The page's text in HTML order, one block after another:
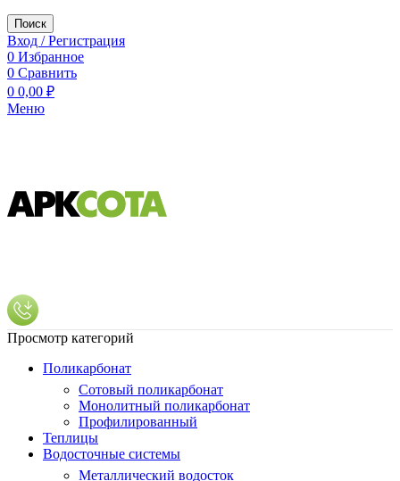
Поиск
Вход / Регистрация
0 Избранное
0 Сравнить
0 0,00 ₽
Меню
Просмотр категорий
Поликарбонат
Сотовый поликарбонат
Монолитный поликарбонат
Профилированный
Теплицы
Водосточные системы
Металлический водосток